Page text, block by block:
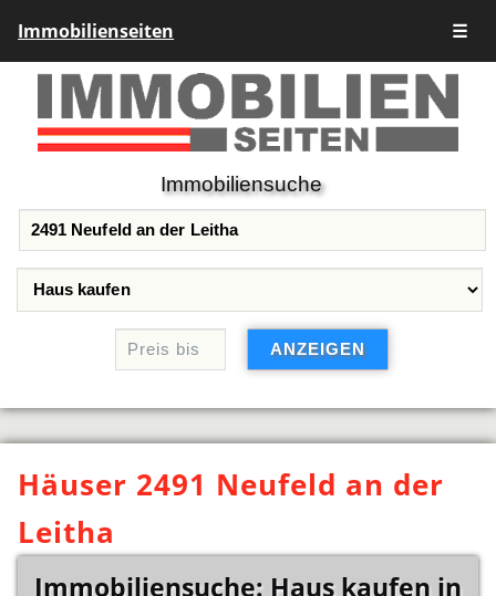
Immobilienseiten ☰
Immobiliensuche
Häuser 2491 Neufeld an der
Leitha
Immobiliensuche: Haus kaufen in